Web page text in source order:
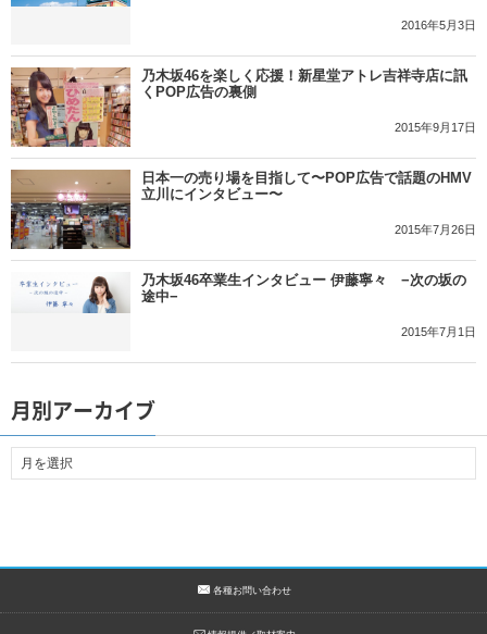
2016年5月3日
乃木坂46を楽しく応援！新星堂アトレ吉祥寺店に訊
くPOP広告の裏側
2015年9月17日
日本一の売り場を目指して〜POP広告で話題のHMV
立川にインタビュー〜
2015年7月26日
乃木坂46卒業生インタビュー 伊藤寧々 −次の坂の
途中−
2015年7月1日
月別アーカイブ
各種お問い合わせ